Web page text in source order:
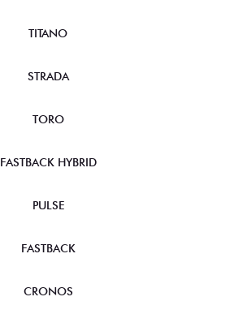
TITANO
STRADA
TORO
FASTBACK HYBRID
PULSE
FASTBACK
CRONOS